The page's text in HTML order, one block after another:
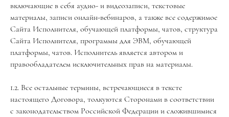
включающие в себя аудио- и видеозаписи, текстовые
материалы, записи онлайн-вебинаров, а также все содержимое
Сайта Исполнителя, обучающей платформы, чатов, структура
Сайта Исполнителя, программы для ЭВМ, обучающей
платформы, чатов. Исполнитель является автором и
правообладателем исключительных прав на материалы.
1.2. Все остальные термины, встречающиеся в тексте
настоящего Договора, толкуются Сторонами в соответствии
с законодательством Российской Федерации и сложившимися